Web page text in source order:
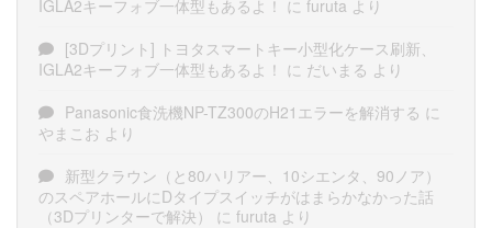
IGLA2キーフォブ一体型もあるよ！ に furuta より
[3Dプリント] トヨタスマートキー小型化ケース刷新、
IGLA2キーフォブ一体型もあるよ！ に だいまる より
Panasonic食洗機NP-TZ300のH21エラーを解消する に
やまこお より
新型クラウン（と80ハリアー、10シエンタ、90ノア）
のスペアホールにDタイプスイッチがはまらかなかった話
（3Dプリンターで解決）
に furuta より